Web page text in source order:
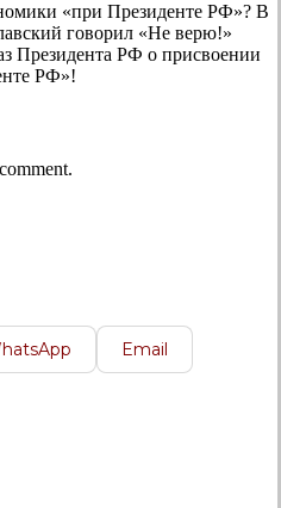
«при Президенте РФ»? В
говорил «Не верю!»
Президента РФ о присвоении
РФ»!
Email